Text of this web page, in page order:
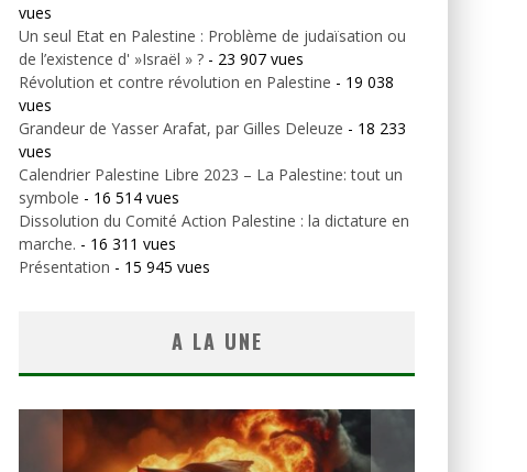
vues
Un seul Etat en Palestine : Problème de judaïsation ou
de l’existence d' »Israël » ? - 23 907 vues
Révolution et contre révolution en Palestine - 19 038
vues
Grandeur de Yasser Arafat, par Gilles Deleuze - 18 233
vues
Calendrier Palestine Libre 2023 – La Palestine: tout un
symbole - 16 514 vues
Dissolution du Comité Action Palestine : la dictature en
marche. - 16 311 vues
Présentation - 15 945 vues
A LA UNE